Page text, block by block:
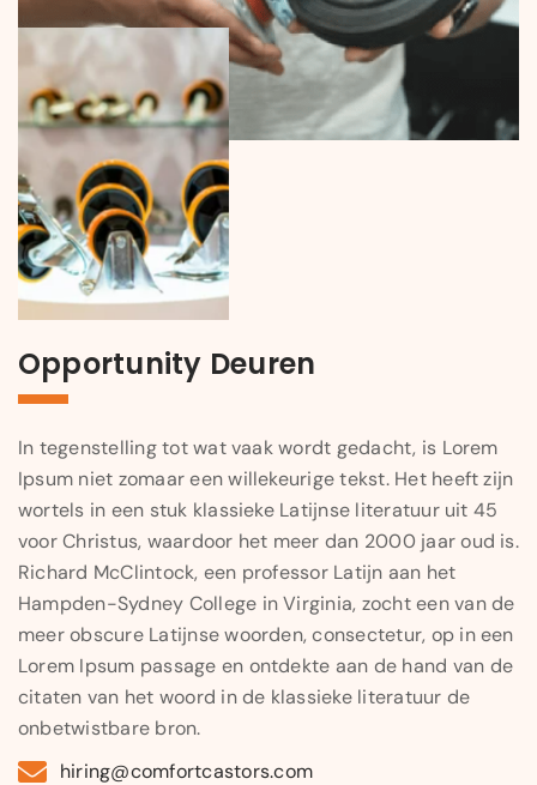
Opportunity Deuren
In tegenstelling tot wat vaak wordt gedacht, is Lorem
Ipsum niet zomaar een willekeurige tekst. Het heeft zijn
wortels in een stuk klassieke Latijnse literatuur uit 45
voor Christus, waardoor het meer dan 2000 jaar oud is.
Richard McClintock, een professor Latijn aan het
Hampden-Sydney College in Virginia, zocht een van de
meer obscure Latijnse woorden, consectetur, op in een
Lorem Ipsum passage en ontdekte aan de hand van de
citaten van het woord in de klassieke literatuur de
onbetwistbare bron.
hiring@comfortcastors.com